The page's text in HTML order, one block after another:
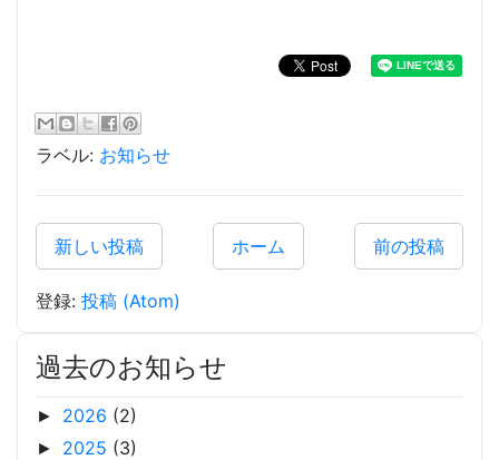
ラベル: お知らせ
新しい投稿 前の投稿
ホーム
登録: 投稿 (Atom)
過去のお知らせ
► 2026 (2)
► 2025 (3)